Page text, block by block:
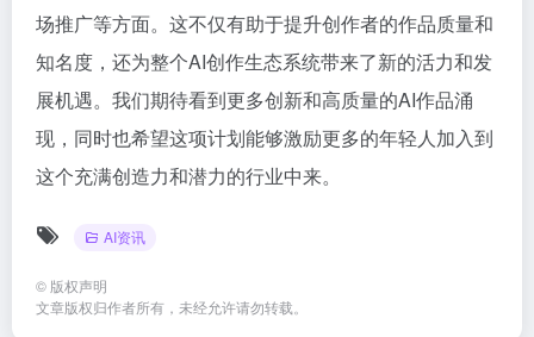
场推广等方面。这不仅有助于提升创作者的作品质量和
知名度，还为整个AI创作生态系统带来了新的活力和发
展机遇。我们期待看到更多创新和高质量的AI作品涌
现，同时也希望这项计划能够激励更多的年轻人加入到
这个充满创造力和潜力的行业中来。
AI资讯
© 版权声明
文章版权归作者所有，未经允许请勿转载。